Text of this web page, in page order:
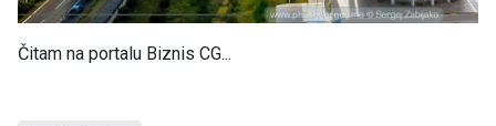
Čitam na portalu Biznis CG...